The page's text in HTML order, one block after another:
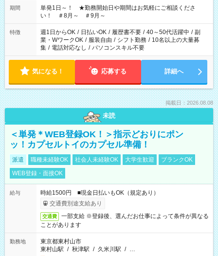
期間
単発1日～！ ★勤務開始日や期間はお気軽にご相談くださ
い！ ＃8月～ ＃9月～
特徴 週1日からOK / 日払いOK / 履歴書不要 / 40～50代活躍中 / 副
業・WワークOK / 服装自由 / シフト勤務 / 10名以上の大量募
集 / 電話対応なし / パソコンスキル不要
気になる！ 応募する 詳細へ
掲載日：2026.08.08
未読
＜単発＊WEB登録OK！＞指示どおりにポン
ッ！カプセルトイのカプセル準備！
派遣 職種未経験OK 社会人未経験OK 大学生歓迎
ブランクOK
WEB登録・面接OK
給与
時給1500円 ■現金日払いもOK（規定あり）
交通費別途支給あり
交通費
一部支給 ※登録後、選んだお仕事によって条件が異なる
ことがあります
勤務地
東京都東村山市
東村山駅 / 秋津駅 / 久米川駅 / …